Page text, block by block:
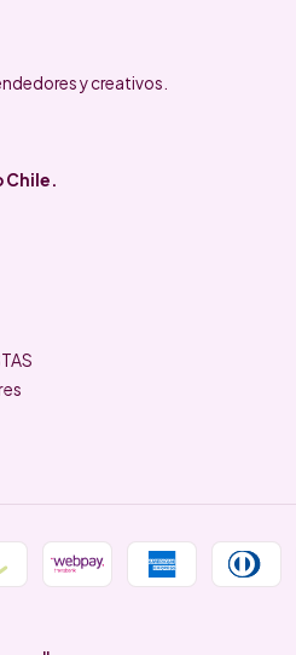
y creativos.
Chile.